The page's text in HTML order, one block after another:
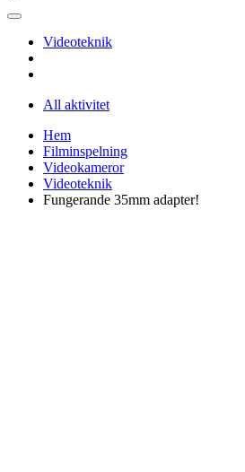
Videoteknik
All aktivitet
Hem
Filminspelning
Videokameror
Videoteknik
Fungerande 35mm adapter!